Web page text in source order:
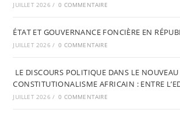
JUILLET 2026 / 0 COMMENTAIRE
ÉTAT ET GOUVERNANCE FONCIÈRE EN
JUILLET 2026 / 0 COMMENTAIRE
LE DISCOURS POLITIQUE DANS LE NOUVEAU
CONSTITUTIONALISME AFRICAIN : ENTRE
JUILLET 2026 / 0 COMMENTAIRE